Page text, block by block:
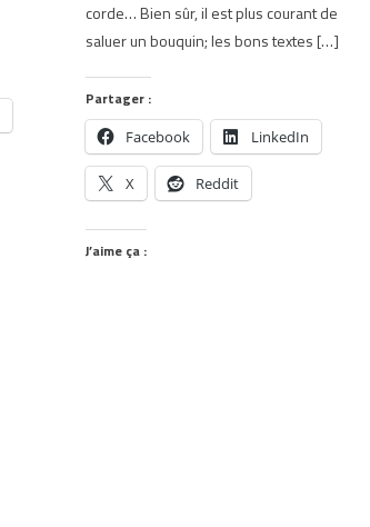
corde… Bien sûr, il est plus courant de
saluer un bouquin; les bons textes […]
Partager :
Facebook LinkedIn
X Reddit
J’aime ça :